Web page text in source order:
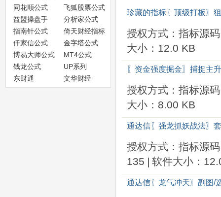
同花顺公式
飞狐股票公式
益盟操盘手
分析家公式
指南针公式
倚天财经指标
仟家信公式
金字塔公式
博易大师公式
MT4公式
钱龙公式
UP系列
东财通
文华财经
珍藏的指标〖顶级打板〗
授权方式：指标源码
大小：12.0 KB
〖资金强度掘金〗捕捉主
授权方式：指标源码
大小：8.00 KB
通达信〖强龙抓妖战法〗
授权方式：指标源码
135 | 软件大小：
通达信〖龙气冲天〗副图/